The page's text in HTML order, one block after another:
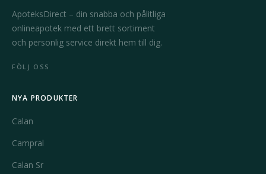
ApoteksDirect – din snabba och pålitliga
onlineapotek med ett brett sortiment
och personlig service direkt hem till dig.
FÖLJ OSS
NYA PRODUKTER
Calan
Campral
Calan Sr